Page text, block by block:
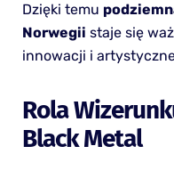
Dzięki temu
Norwegii staje się
innowacji i
Rola
Black Metal